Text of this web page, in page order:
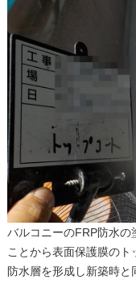
バルコニーのFRP防水
ことから表面保護膜の
防水層を形成し新築時と